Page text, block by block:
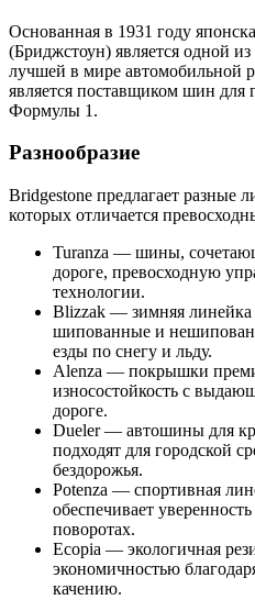
Основанная в 1931 году
(Бриджстоун) является одной
лучшей в мире автомобильной
является поставщиком шин для
Формулы 1.
Разнообразие
Bridgestone предлагает разные
которых отличается
Turanza — шины,
дороге, превосходную
технологии.
Blizzak — зимняя
шипованные и
езды по снегу и льду.
Alenza — покрышки
износостойкость с
дороге.
Dueler — автошины для
подходят для городской
бездорожья.
Potenza — спортивная
обеспечивает
поворотах.
Ecopia — экологичная
экономичностью
качению.